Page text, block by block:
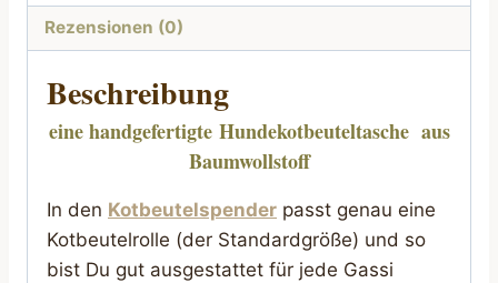
Rezensionen (0)
Beschreibung
eine handgefertigte Hundekotbeuteltascheaus
Baumwollstoff
In den Kotbeutelspender passt genau eine
Kotbeutelrolle (der Standardgröße) und so
bist Du gut ausgestattet für jede Gassi